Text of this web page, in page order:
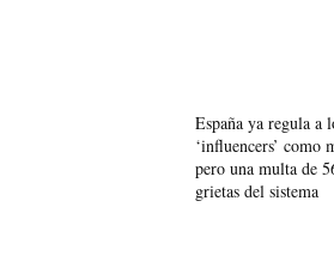
España ya regula a
‘influencers’ como
pero una multa de
grietas del sistema